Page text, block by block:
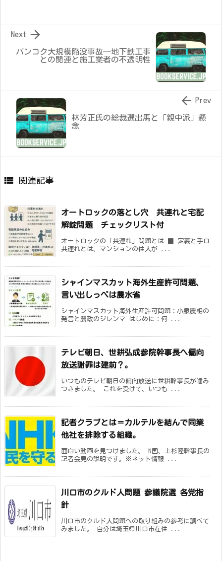
バンコク大規模陥没事故─地下鉄工事
との関連と施工業者の不透明性

Next
林芳正氏の総裁選出馬と「親中派」懸
念
 Prev
 関連記事
オートロックの落とし穴 共連れと宅配
解錠問題 チェックリスト付
オートロックの「共連れ」問題とは ■ 定義と手口
共連れとは、マンションの住人が ...
シャインマスカット海外生産許可問題、
言い出しっぺは農水省
シャインマスカット海外生産許可問題：小泉農相の
発言と農政のジレンマ はじめに：何 ...
テレビ朝日、世耕弘成参院幹事長へ偏向
放送謝罪は建前？。
いつものテレビ朝日の偏向放送に世耕幹事長が噛み
つきました。 これを受けて、いつも ...
記者クラブとは＝カルテルを結んで同業
他社を排除する組織。
面白い動画を見つけました。 N国、上杉隆幹事長の
記者会見の説明です。※ネット情報 ...
川口市のクルド人問題 参議院選 各党指
針
川口市のクルド人問題への取り組みの参考に調べて
みました。 自分は埼玉県川口市在住 ...